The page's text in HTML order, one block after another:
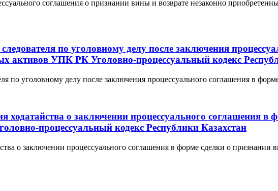
соглашения о признании вины и возврате незаконно
по уголовному делу после заключения
активов УПК РК Уголовно-процессуальный кодекс
по уголовному делу после заключения процессуального соглашения в
ходатайства о заключении процессуального соглашения
процессуальный кодекс Республики Казахстан
о заключении процессуального соглашения в форме сделки о